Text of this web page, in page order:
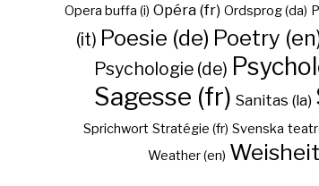
Opera buffa (i) Opéra (fr) Ordsprog (da)
(it) Poesie (de) Poetry
Psychologie (de)
Sagesse (fr) Sanitas (la)
Sprichwort Stratégie (fr) Svenska
Weather (en)